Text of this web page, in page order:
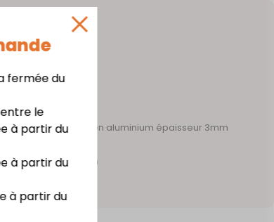
fermée du
le
à partir du
à partir du
à partir du
1mm – support en aluminium épaisseur 3mm
cm x prof. 7,3 cm